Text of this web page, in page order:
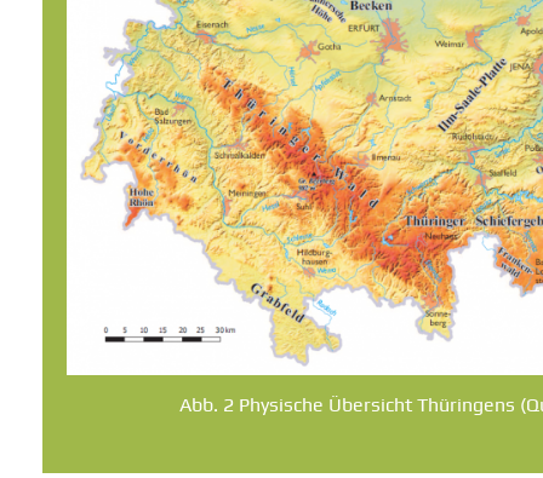
Abb. 2 Physische Übersicht Thüringens